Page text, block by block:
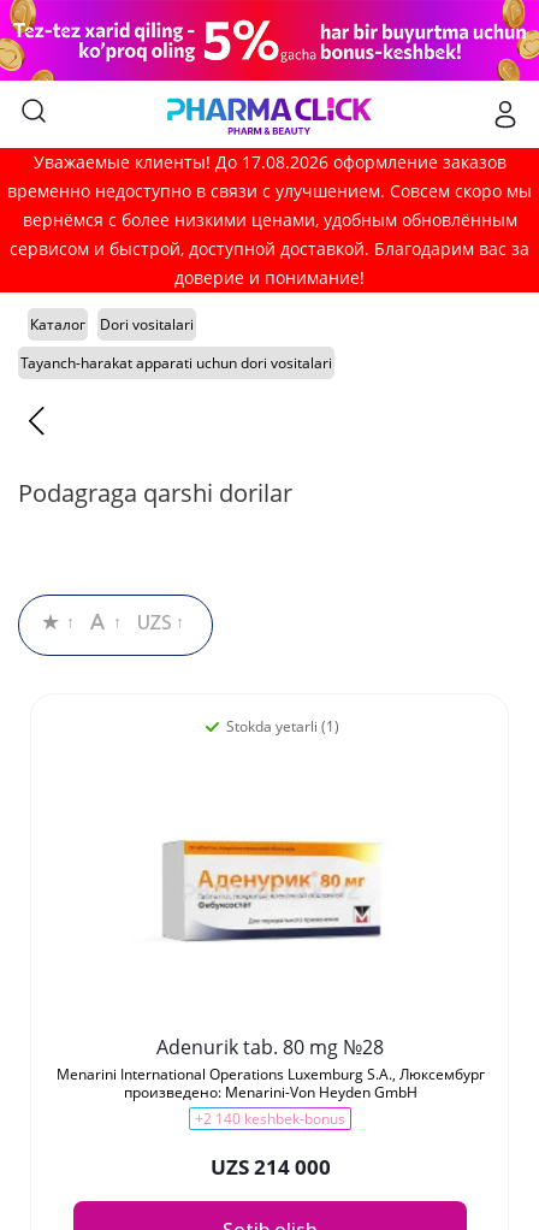
Уважаемые клиенты! До 17.08.2026 оформление заказов
временно недоступно в связи с улучшением. Совсем скоро мы
вернёмся с более низкими ценами, удобным обновлённым
сервисом и быстрой, доступной доставкой. Благодарим вас за
доверие и понимание!
Каталог
Dori vositalari
Tayanch-harakat apparati uchun dori vositalari
Podagraga qarshi dorilar
Stokda yetarli (1)
Adenurik tab. 80 mg №28
Menarini International Operations Luxemburg S.A., Люксембург
произведено: Menarini-Von Heyden GmbH
+2 140 keshbek-bonus
UZS 214 000